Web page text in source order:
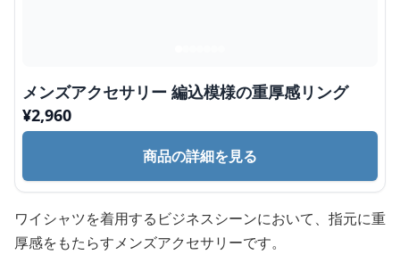
メンズアクセサリー 編込模様の重厚感リング
¥2,960
商品の詳細を見る
ワイシャツを着用するビジネスシーンにおいて、指元に重
厚感をもたらすメンズアクセサリーです。